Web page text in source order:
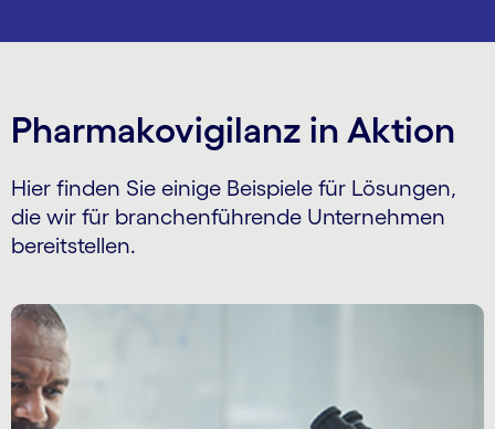
Pharmakovigilanz in Aktion
Hier finden Sie einige Beispiele für Lösungen,
die wir für branchenführende Unternehmen
bereitstellen.